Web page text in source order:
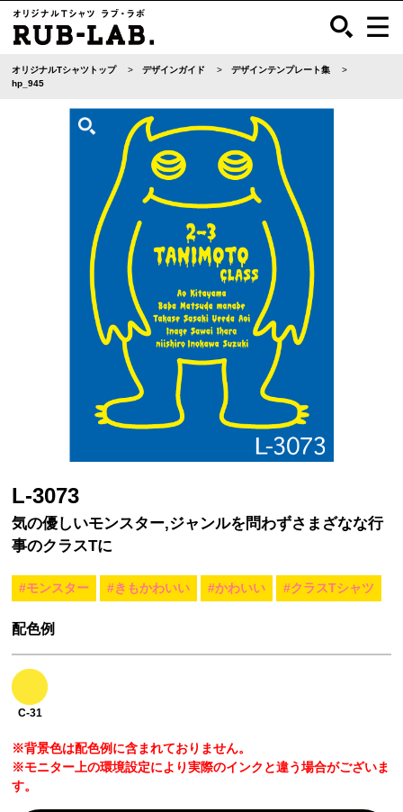
オリジナルTシャツトップ デザインガイド
デザインテンプレート集
hp_945
L-3073
気の優しいモンスター,ジャンルを問わずさまざなな行
事のクラスTに
#モンスター #きもかわいい #かわいい #クラスTシャツ
配色例
C-31
※背景色は配色例に含まれておりません。
※モニター上の環境設定により実際のインクと違う場合がございま
す。